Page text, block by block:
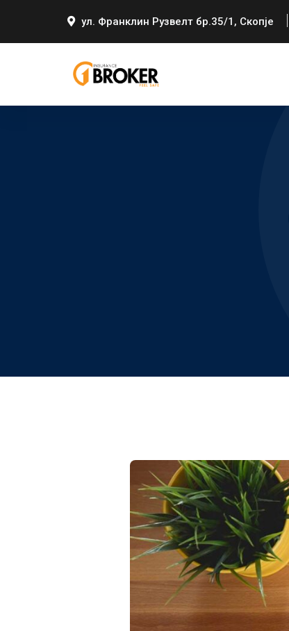
ул. Франклин Рузвелт бр.35/1, Скопје